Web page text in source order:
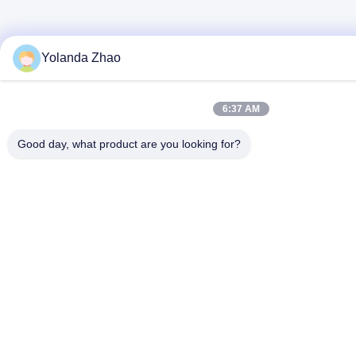
Yolanda Zhao
6:37 AM
Good day, what product are you looking for?